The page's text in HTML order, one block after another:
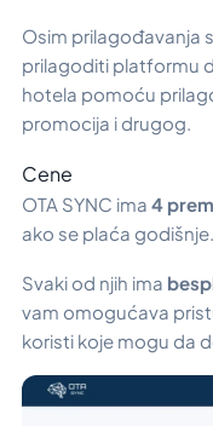
Osim prilagođavanja
prilagoditi platformu
hotela pomoću
promocija i drugog.
Cene
OTA SYNC ima 4
ako se plaća godišnje.
Svaki od njih ima
vam omogućava
koristi koje mogu da